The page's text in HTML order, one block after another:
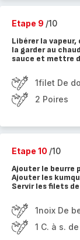
Etape 9 /10
Libérer la
la garder au
sauce et mettre
1filet De
2 Poires
Etape 10 /10
Ajouter le beurre
Ajouter les
Servir les filets
1noix De
1 C. à s.